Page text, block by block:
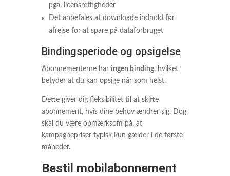
pga. licensrettigheder
Det anbefales at downloade indhold før
afrejse for at spare på dataforbruget
Bindingsperiode og opsigelse
Abonnementerne har ingen binding, hvilket
betyder at du kan opsige når som helst.
Dette giver dig fleksibilitet til at skifte
abonnement, hvis dine behov ændrer sig. Dog
skal du være opmærksom på, at
kampagnepriser typisk kun gælder i de første
måneder.
Bestil mobilabonnement